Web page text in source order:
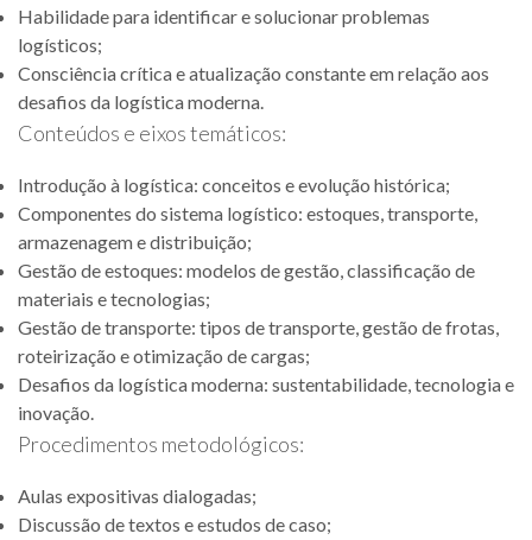
Habilidade para identificar e solucionar problemas
logísticos;
Consciência crítica e atualização constante em relação aos
desafios da logística moderna.
Conteúdos e eixos temáticos:
Introdução à logística: conceitos e evolução histórica;
Componentes do sistema logístico: estoques, transporte,
armazenagem e distribuição;
Gestão de estoques: modelos de gestão, classificação de
materiais e tecnologias;
Gestão de transporte: tipos de transporte, gestão de frotas,
roteirização e otimização de cargas;
Desafios da logística moderna: sustentabilidade, tecnologia e
inovação.
Procedimentos metodológicos:
Aulas expositivas dialogadas;
Discussão de textos e estudos de caso;